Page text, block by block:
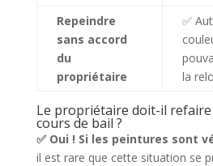
Repeindre
sans accord
du
propriétaire
✅
la
Le propriétaire doit-il
cours de bail ?
✅ Oui ! Si les peintures sont
il est rare que cette situation se